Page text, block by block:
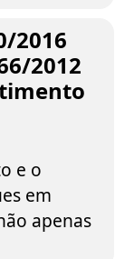
2016
2012
e o
em
apenas